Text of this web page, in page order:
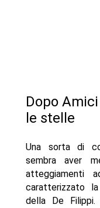
Dopo
le stelle
Una sorta di
sembra aver
atteggiamenti
caratterizzato
della De